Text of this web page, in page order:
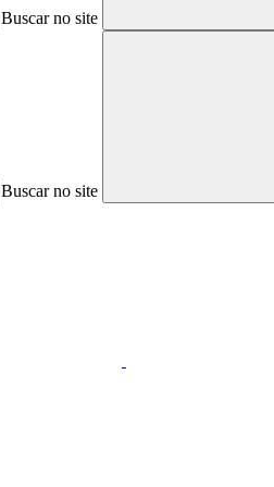
Buscar no site
Buscar no site